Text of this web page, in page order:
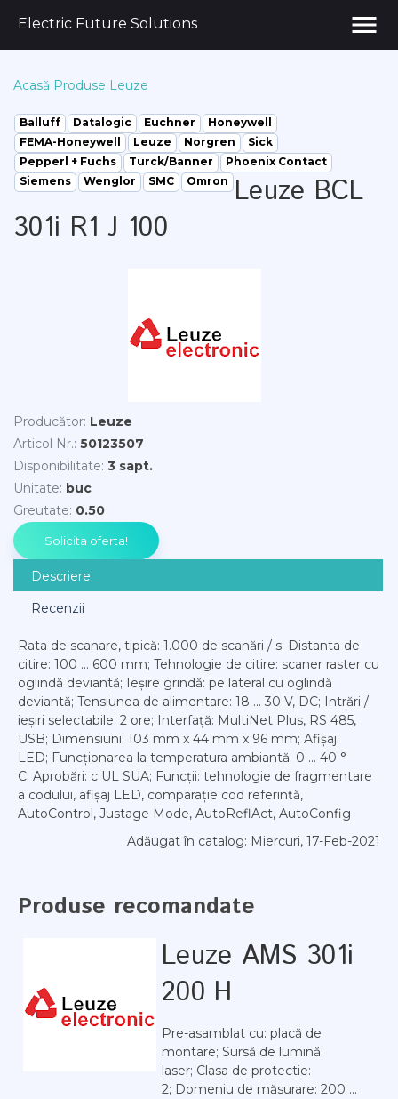
Electric Future Solutions menu
Acasă Produse Leuze
Balluff Datalogic Euchner
Honeywell
FEMA-Honeywell
Leuze Norgren
Sick
Pepperl + Fuchs
Turck/Banner
Phoenix Contact
Siemens
Wenglor SMC Omron
Leuze BCL
301i R1 J 100
Producător: Leuze
Articol Nr.: 50123507
Disponibilitate: 3 sapt.
Unitate: buc
Greutate: 0.50
Descriere
Recenzii
Rata de scanare, tipică: 1.000 de scanări / s; Distanta de
citire: 100 ... 600 mm; Tehnologie de citire: scaner raster cu
oglindă deviantă; Ieșire grindă: pe lateral cu oglindă
deviantă; Tensiunea de alimentare: 18 ... 30 V, DC; Intrări /
ieșiri selectabile: 2 ore; Interfață: MultiNet Plus, RS 485,
USB; Dimensiuni: 103 mm x 44 mm x 96 mm; Afișaj:
LED; Funcționarea la temperatura ambiantă: 0 ... 40 °
C; Aprobări: c UL SUA; Funcții: tehnologie de fragmentare
a codului, afișaj LED, comparație cod referință,
AutoControl, Justage Mode, AutoReflAct, AutoConfig
Adăugat în catalog: Miercuri, 17-Feb-2021
Produse recomandate
Leuze AMS 301i
200 H
Pre-asamblat cu: placă de
montare; Sursă de lumină:
laser; Clasa de protectie:
2; Domeniu de măsurare: 200 ...